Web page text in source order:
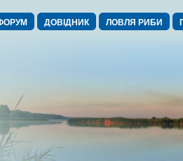
ДОВІДНИК ЛОВЛЯ РИБИ